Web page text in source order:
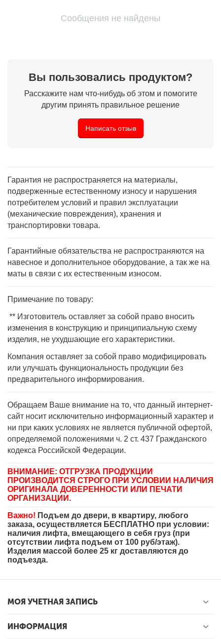
Сообщения не найдены
Вы пользовались продуктом?
Расскажите нам что-нибудь об этом и помогите
другим принять правильное решение
Написать отзыв
Гарантия не распространяется на материалы,
подверженные естественному износу и нарушения
потребителем условий и правил эксплуатации
(механические повреждения), хранения и
транспортировки товара.
Гарантийные обязательства не распространяются на
навесное и дополнительное оборудование, а так же на
маты в связи с их естественным износом.
Примечание по товару:
** Изготовитель оставляет за собой право вносить
изменения в конструкцию и принципиальную схему
изделия, не ухудшающие его характеристики.
Компания оставляет за собой право модифицировать
или улучшать функциональность продукции без
предварительного информирования.
Обращаем Ваше внимание на то, что данный интернет-
сайт носит исключительно информационный характер и
ни при каких условиях не является публичной офертой,
определяемой положениями ч. 2 ст. 437 Гражданского
кодекса Российской Федерации.
ВНИМАНИЕ: ОТГРУЗКА ПРОДУКЦИИ
ПРОИЗВОДИТСЯ СТРОГО ПРИ УСЛОВИИ НАЛИЧИЯ
ОРИГИНАЛА ДОВЕРЕННОСТИ ИЛИ ПЕЧАТИ
ОРГАНИЗАЦИИ.
Важно! Подъем до двери, в квартиру, любого
заказа, осуществляется БЕСПЛАТНО при условии:
наличия лифта, вмещающего в себя груз (при
отсутствии лифта подъем от 100 руб/этаж).
Изделия массой более 25 кг доставляются до
подъезда.
МОЯ УЧЕТНАЯ ЗАПИСЬ
ИНФОРМАЦИЯ